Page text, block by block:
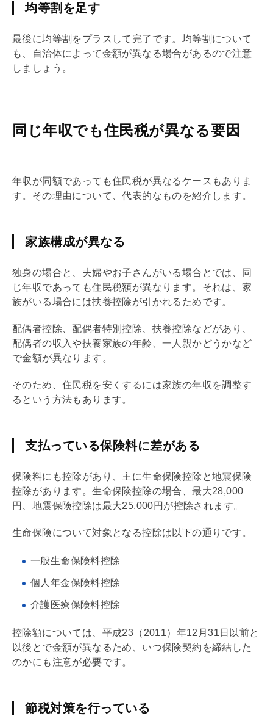
均等割を足す
最後に均等割をプラスして完了です。均等割について
も、自治体によって金額が異なる場合があるので注意
しましょう。
同じ年収でも住民税が異なる要因
年収が同額であっても住民税が異なるケースもありま
す。その理由について、代表的なものを紹介します。
家族構成が異なる
独身の場合と、夫婦やお子さんがいる場合とでは、同
じ年収であっても住民税額が異なります。それは、家
族がいる場合には扶養控除が引かれるためです。
配偶者控除、配偶者特別控除、扶養控除などがあり、
配偶者の収入や扶養家族の年齢、一人親かどうかなど
で金額が異なります。
そのため、住民税を安くするには家族の年収を調整す
るという方法もあります。
支払っている保険料に差がある
保険料にも控除があり、主に生命保険控除と地震保険
控除があります。生命保険控除の場合、最大28,000
円、地震保険控除は最大25,000円が控除されます。
生命保険について対象となる控除は以下の通りです。
一般生命保険料控除
個人年金保険料控除
介護医療保険料控除
控除額については、平成23（2011）年12月31日以前と
以後とで金額が異なるため、いつ保険契約を締結した
のかにも注意が必要です。
節税対策を行っている